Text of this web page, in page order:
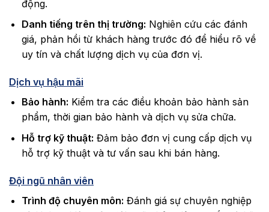
động.
Danh tiếng trên thị trường: Nghiên cứu các đánh
giá, phản hồi từ khách hàng trước đó để hiểu rõ về
uy tín và chất lượng dịch vụ của đơn vị.
Dịch vụ hậu mãi
Bảo hành: Kiểm tra các điều khoản bảo hành sản
phẩm, thời gian bảo hành và dịch vụ sửa chữa.
Hỗ trợ kỹ thuật: Đảm bảo đơn vị cung cấp dịch vụ
hỗ trợ kỹ thuật và tư vấn sau khi bán hàng.
Đội ngũ nhân viên
Trình độ chuyên môn: Đánh giá sự chuyên nghiệp